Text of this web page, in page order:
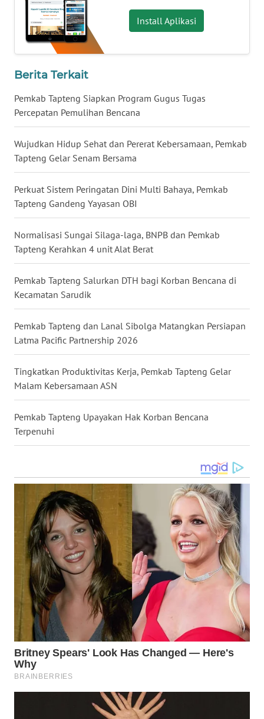
Install Aplikasi
Berita Terkait
Pemkab Tapteng Siapkan Program Gugus Tugas
Percepatan Pemulihan Bencana
Wujudkan Hidup Sehat dan Pererat Kebersamaan, Pemkab
Tapteng Gelar Senam Bersama
Perkuat Sistem Peringatan Dini Multi Bahaya, Pemkab
Tapteng Gandeng Yayasan OBI
Normalisasi Sungai Silaga-laga, BNPB dan Pemkab
Tapteng Kerahkan 4 unit Alat Berat
Pemkab Tapteng Salurkan DTH bagi Korban Bencana di
Kecamatan Sarudik
Pemkab Tapteng dan Lanal Sibolga Matangkan Persiapan
Latma Pacific Partnership 2026
Tingkatkan Produktivitas Kerja, Pemkab Tapteng Gelar
Malam Kebersamaan ASN
Pemkab Tapteng Upayakan Hak Korban Bencana
Terpenuhi
WN
KALTARA
WN
KALSEL
WN
KALTIM
WN
SULSEL
WN
WN
SULUT
MALUKU
WN
MALUT
WN
DAIRI
WN
DANAU
TOBA
WN
WN
LANGKAT
WN
TAPANULI
SELATAN
WN
TANJUNG
LESUNG
WN